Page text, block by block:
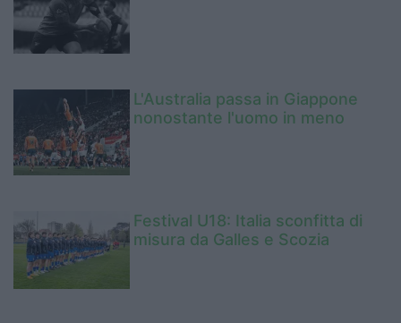
L'Australia passa in Giappone
nonostante l'uomo in meno
Festival U18: Italia sconfitta di
misura da Galles e Scozia